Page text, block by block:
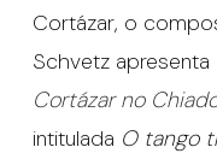
Cortázar, o
Schvetz apresenta
Cortázar no
intitulada O tango